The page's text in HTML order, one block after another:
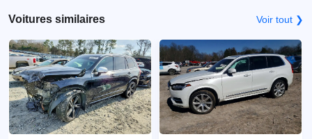
Voitures similaires Voir tout ❯